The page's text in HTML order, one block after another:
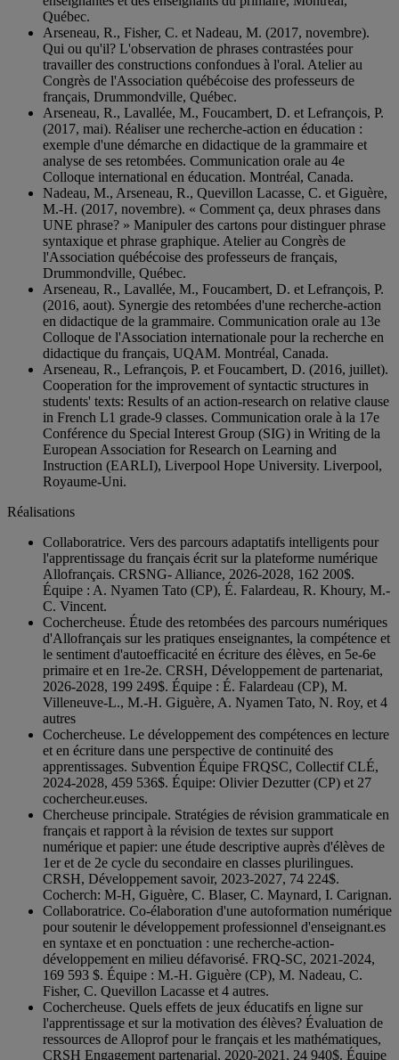
Québec.
Arseneau, R., Fisher, C. et Nadeau, M. (2017, novembre).
Qui ou qu'il? L'observation de phrases contrastées pour
travailler des constructions confondues à l'oral. Atelier au
Congrès de l'Association québécoise des professeurs de
français, Drummondville, Québec.
Arseneau, R., Lavallée, M., Foucambert, D. et Lefrançois, P.
(2017, mai). Réaliser une recherche-action en éducation :
exemple d'une démarche en didactique de la grammaire et
analyse de ses retombées. Communication orale au 4e
Colloque international en éducation. Montréal, Canada.
Nadeau, M., Arseneau, R., Quevillon Lacasse, C. et Giguère,
M.-H. (2017, novembre). « Comment ça, deux phrases dans
UNE phrase? » Manipuler des cartons pour distinguer phrase
syntaxique et phrase graphique. Atelier au Congrès de
l'Association québécoise des professeurs de français,
Drummondville, Québec.
Arseneau, R., Lavallée, M., Foucambert, D. et Lefrançois, P.
(2016, aout). Synergie des retombées d'une recherche-action
en didactique de la grammaire. Communication orale au 13e
Colloque de l'Association internationale pour la recherche en
didactique du français, UQAM. Montréal, Canada.
Arseneau, R., Lefrançois, P. et Foucambert, D. (2016, juillet).
Cooperation for the improvement of syntactic structures in
students' texts: Results of an action-research on relative clause
in French L1 grade-9 classes. Communication orale à la 17e
Conférence du Special Interest Group (SIG) in Writing de la
European Association for Research on Learning and
Instruction (EARLI), Liverpool Hope University. Liverpool,
Royaume-Uni.
Réalisations
Collaboratrice. Vers des parcours adaptatifs intelligents pour
l'apprentissage du français écrit sur la plateforme numérique
Allofrançais. CRSNG- Alliance, 2026-2028, 162 200$.
Équipe : A. Nyamen Tato (CP), É. Falardeau, R. Khoury, M.-
C. Vincent.
Cochercheuse. Étude des retombées des parcours numériques
d'Allofrançais sur les pratiques enseignantes, la compétence et
le sentiment d'autoefficacité en écriture des élèves, en 5e-6e
primaire et en 1re-2e. CRSH, Développement de partenariat,
2026-2028, 199 249$. Équipe : É. Falardeau (CP), M.
Villeneuve-L., M.-H. Giguère, A. Nyamen Tato, N. Roy, et 4
autres
Cochercheuse. Le développement des compétences en lecture
et en écriture dans une perspective de continuité des
apprentissages. Subvention Équipe FRQSC, Collectif CLÉ,
2024-2028, 459 536$. Équipe: Olivier Dezutter (CP) et 27
cochercheur.euses.
Chercheuse principale. Stratégies de révision grammaticale en
français et rapport à la révision de textes sur support
numérique et papier: une étude descriptive auprès d'élèves de
1er et de 2e cycle du secondaire en classes plurilingues.
CRSH, Développement savoir, 2023-2027, 74 224$.
Cocherch: M-H, Giguère, C. Blaser, C. Maynard, I. Carignan.
Collaboratrice. Co-élaboration d'une autoformation numérique
pour soutenir le développement professionnel d'enseignant.es
en syntaxe et en ponctuation : une recherche-action-
développement en milieu défavorisé. FRQ-SC, 2021-2024,
169 593 $. Équipe : M.-H. Giguère (CP), M. Nadeau, C.
Fisher, C. Quevillon Lacasse et 4 autres.
Cochercheuse. Quels effets de jeux éducatifs en ligne sur
l'apprentissage et sur la motivation des élèves? Évaluation de
ressources de Alloprof pour le français et les mathématiques,
CRSH Engagement partenarial, 2020-2021, 24 940$. Équipe